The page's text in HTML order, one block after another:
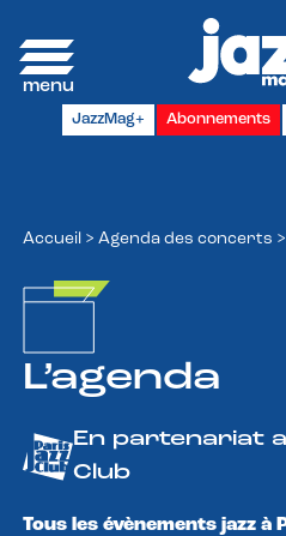
JazzMag+ Abonnements
Accueil > Agenda des concerts >
L’agenda
En partenariat
Club
Tous les évènements jazz à